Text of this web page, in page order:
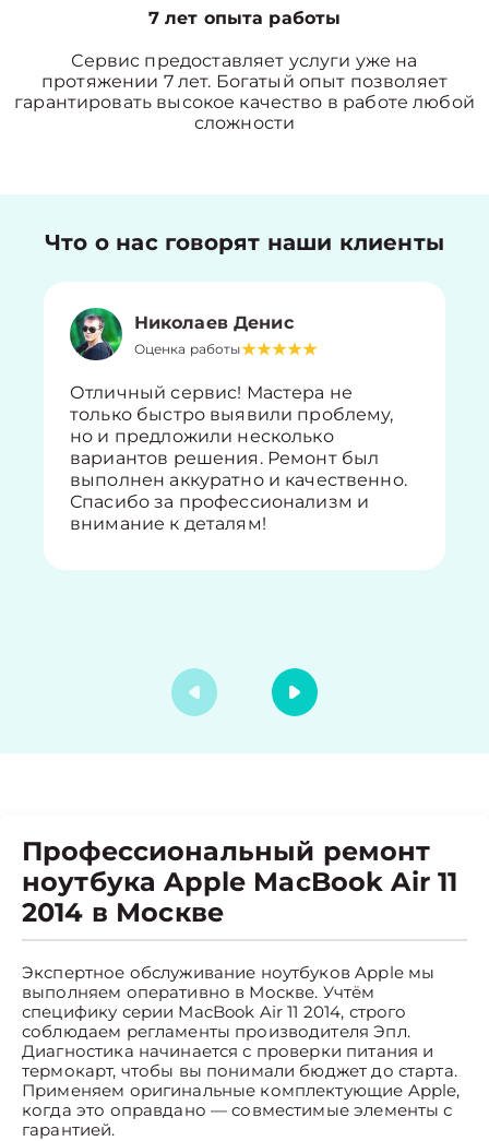
7 лет опыта работы
Сервис предоставляет услуги уже на
протяжении 7 лет. Богатый опыт позволяет
гарантировать высокое качество в работе любой
сложности
Что о нас говорят наши клиенты
Николаев Денис
Оценка работы
Отличный сервис! Мастера не
только быстро выявили проблему,
но и предложили несколько
вариантов решения. Ремонт был
выполнен аккуратно и качественно.
Спасибо за профессионализм и
внимание к деталям!
Профессиональный ремонт
ноутбука Apple MacBook Air 11
2014 в Москве
Экспертное обслуживание ноутбуков Apple мы
выполняем оперативно в Москве. Учтём
специфику серии MacBook Air 11 2014, строго
соблюдаем регламенты производителя Эпл.
Диагностика начинается с проверки питания и
термокарт, чтобы вы понимали бюджет до старта.
Применяем оригинальные комплектующие Apple,
когда это оправдано — совместимые элементы с
гарантией.